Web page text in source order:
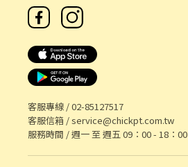
客服專線 /02-85127517
客服信箱 /service@chickpt.com.tw
服務時間 / 週一 至 週五 09：00 - 18：00